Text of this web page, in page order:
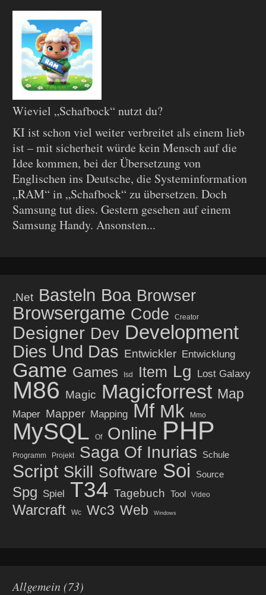
Wieviel „Schafbock“ nutzt du?
KI ist schon viel weiter verbreitet als einem lieb
ist – mit sicherheit würde kein Mensch auf die
Idee kommen, bei der Übersetzung von
Englischen ins Deutsche, die Systeminformation
„RAM“ in „Schafbock“ zu übersetzen. Doch
Samsung tut dies. Gestern gesehen auf einem
Samsung Handy. Ansonsten...
.net Basteln Boa Browser
Browsergame Code Creator
Designer Dev Development
Dies Und Das Entwickler Entwicklung
Game Games Isd Item Lg Lost Galaxy
M86 Magic Magicforrest Map
Maper Mapper Mapping Mf Mk Mmo
MySQL Of Online PHP
Programm Projekt Saga Of Inurias Schule
Script Skill Software Soi Source
Spg Spiel T34 Tagebuch Tool Video
Warcraft Wc Wc3 Web Windows
Allgemein(73)